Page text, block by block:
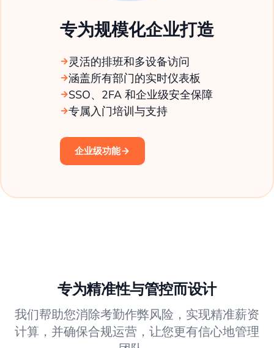
专为规模化企业打造
灵活的排班和多设备访问
涵盖所有部门的实时仪表板
SSO、2FA 和企业级安全保障
专属入门培训与支持
企业级功能
专为精准性与管控而设计
我们帮助您消除考勤作弊风险，实现精准薪资
计算，并确保合规运营，让您更有信心地管理